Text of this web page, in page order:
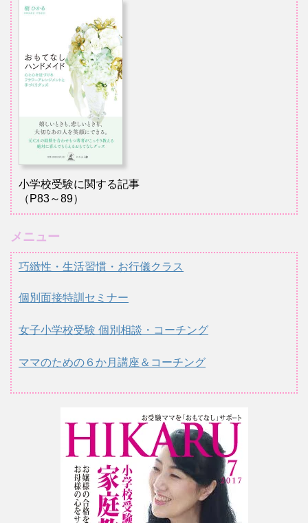
小学校受験に関する記事
（P83～89）
メニュー
巧緻性・生活習慣・お行儀クラス
個別面接特訓セミナー
女子小学校受験 個別相談・コーチング
ママのための６か月講座＆コーチング